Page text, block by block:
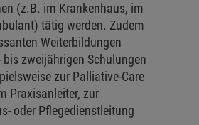
(z.B. im Krankenhaus, im
tätig werden. Zudem
Weiterbildungen
zweijährigen Schulungen
zur Palliative-Care
Praxisanleiter, zur
oder Pflegedienstleitung